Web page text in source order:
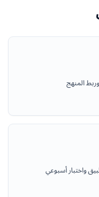
المنهج
واختبار أسبوعي